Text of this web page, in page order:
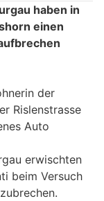
haben in
einen
der
Rislenstrasse
Auto
erwischten
beim Versuch